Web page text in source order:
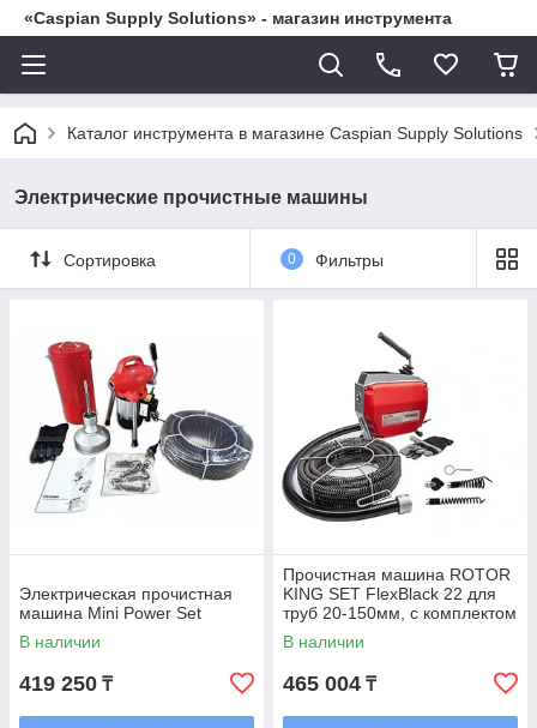
«Caspian Supply Solutions» - магазин инструмента
Каталог инструмента в магазине Caspian Supply Solutions
Электрические прочистные машины
Сортировка 0 Фильтры
Электрическая прочистная
машина Mini Power Set
В наличии
419 250 ₸
Прочистная машина ROTOR
KING SET FlexBlack 22 для
труб 20-150мм, с комплектом
22мм спиралей и насадками
В наличии
465 004 ₸